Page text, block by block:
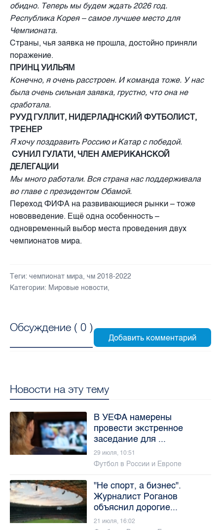
обидно. Теперь мы будем ждать 2026 год.
Республика Корея – самое лучшее место для
Чемпионата.
Страны, чья заявка не прошла, достойно приняли
поражение.
ПРИНЦ УИЛЬЯМ
Конечно, я очень расстроен. И команда тоже. У нас
была очень сильная заявка, грустно, что она не
сработала.
РУУД ГУЛЛИТ, НИДЕРЛАДНСКИЙ ФУТБОЛИСТ,
ТРЕНЕР
Я хочу поздравить Россию и Катар с победой.
СУНИЛ ГУЛАТИ, ЧЛЕН АМЕРИКАНСКОЙ
ДЕЛЕГАЦИИ
Мы много работали. Вся страна нас поддерживала
во главе с президентом Обамой.
Переход ФИФА на развивающиеся рынки – тоже
нововведение. Ещё одна особенность –
одновременный выбор места проведения двух
чемпионатов мира.
Теги: чемпионат мира, чм 2018-2022
Категории: Мировые новости,
Обсуждение ( 0 )
Новости на эту тему
В УЕФА намерены
провести экстренное
заседание для ...
29 июля, 10:51
Футбол в России и Европе
"Не спорт, а бизнес".
Журналист Роганов
объяснил дорогие...
21 июля, 16:02